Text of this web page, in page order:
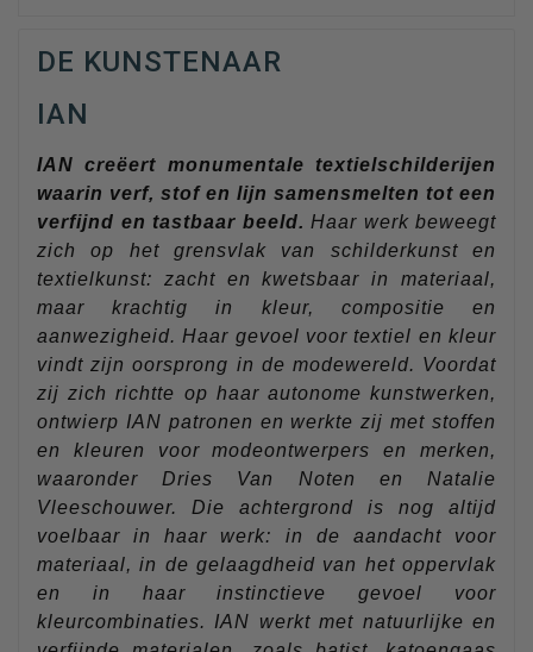
DE KUNSTENAAR
IAN
IAN creëert monumentale textielschilderijen
waarin verf, stof en lijn samensmelten tot een
verfijnd en tastbaar beeld. Haar werk beweegt
zich op het grensvlak van schilderkunst en
textielkunst: zacht en kwetsbaar in materiaal,
maar krachtig in kleur, compositie en
aanwezigheid. Haar gevoel voor textiel en kleur
vindt zijn oorsprong in de modewereld. Voordat
zij zich richtte op haar autonome kunstwerken,
ontwierp IAN patronen en werkte zij met stoffen
en kleuren voor modeontwerpers en merken,
waaronder Dries Van Noten en Natalie
Vleeschouwer. Die achtergrond is nog altijd
voelbaar in haar werk: in de aandacht voor
materiaal, in de gelaagdheid van het oppervlak
en in haar instinctieve gevoel voor
kleurcombinaties. IAN werkt met natuurlijke en